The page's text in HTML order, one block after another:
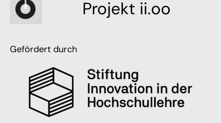
Projekt ii.oo
Gefördert durch